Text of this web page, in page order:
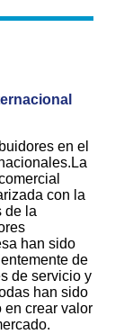
en el
con la
de la
han sido
de
de servicio y
han sido
en crear valor